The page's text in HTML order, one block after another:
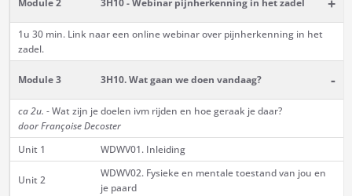
Module 2 3H10 - Webinar pijnherkenning in het zadel
1u 30 min. Link naar een online webinar over pijnherkenning in het
zadel.
Module 3 3H10. Wat gaan we doen vandaag? -
ca 2u. - Wat zijn je doelen ivm rijden en hoe geraak je daar?
door Françoise Decoster
Unit 1
WDWV01. Inleiding
Unit 2
WDWV02. Fysieke en mentale toestand van jou en
je paard